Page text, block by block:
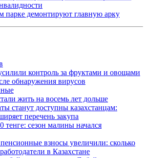
парке демонтируют главную арку
контроль за фруктами и овощами
обнаружения вирусов
жить на восемь лет дольше
станут доступны казахстанцам:
перечень закупа
тенге: сезон малины начался
взносы увеличили: сколько
в Казахстане